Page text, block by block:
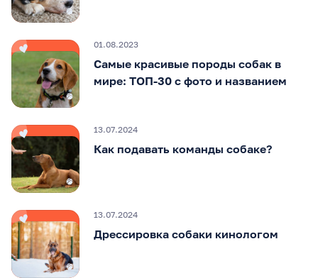
01.08.2023
Самые красивые породы собак в
мире: ТОП-30 с фото и названием
13.07.2024
Как подавать команды собаке?
13.07.2024
Дрессировка собаки кинологом